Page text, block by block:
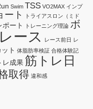
Swim TSS VO2MAX インプ
ート
トライアスロン（ミド
ポート トレーニング理論 ボ
レース レース前日 レ
ト 体脂肪率検証 合格体験記
レ成果 筋トレ日
取得 違和感